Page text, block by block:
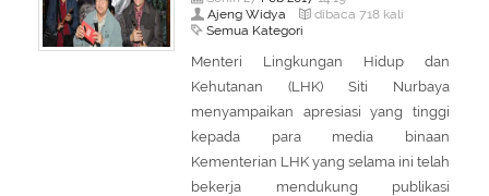
Ajeng Widya dibaca 718 kali
Semua Kategori
Menteri Lingkungan Hidup dan
Kehutanan (LHK) Siti Nurbaya
menyampaikan apresiasi yang tinggi
kepada para media binaan
Kementerian LHK yang selama ini telah
bekerja mendukung publikasi